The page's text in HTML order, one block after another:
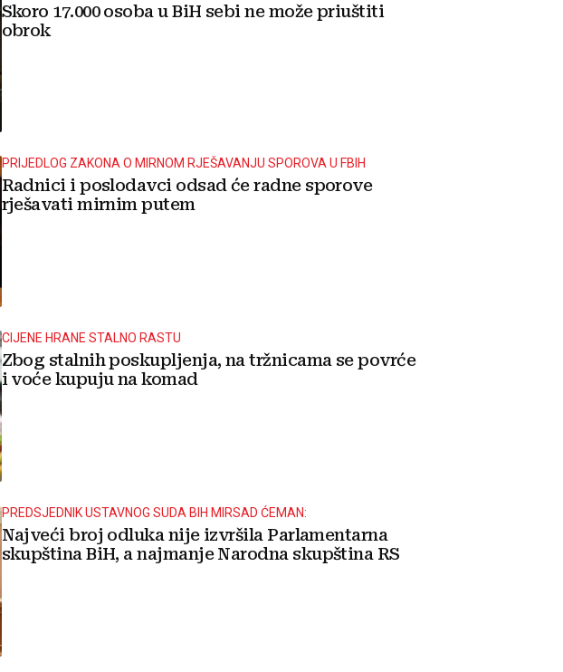
Skoro 17.000 osoba u BiH sebi ne može priuštiti
obrok
PRIJEDLOG ZAKONA O MIRNOM RJEŠAVANJU SPOROVA U FBIH
Radnici i poslodavci odsad će radne sporove
rješavati mirnim putem
CIJENE HRANE STALNO RASTU
Zbog stalnih poskupljenja, na tržnicama se povrće
i voće kupuju na komad
PREDSJEDNIK USTAVNOG SUDA BIH MIRSAD ĆEMAN:
Najveći broj odluka nije izvršila Parlamentarna
skupština BiH, a najmanje Narodna skupština RS